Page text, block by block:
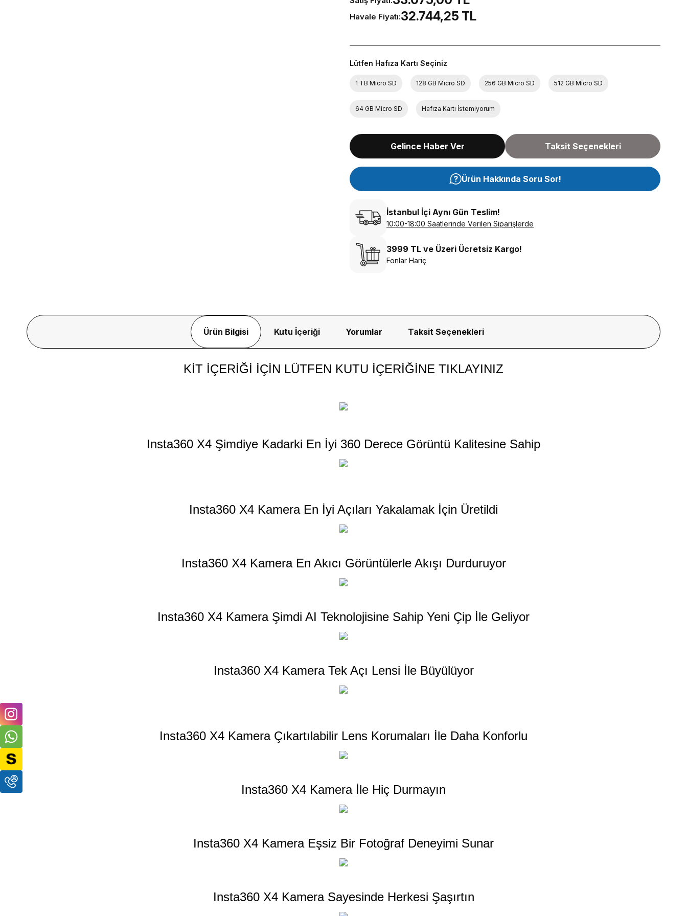
Havale Fiyatı:32.744,25 TL
Lütfen Hafıza Kartı Seçiniz
1 TB Micro SD 128 GB Micro SD 256 GB Micro SD 512 GB Micro SD
64 GB Micro SD Hafıza Kartı İstemiyorum
Gelince Haber Ver Taksit Seçenekleri
Ürün Hakkında Soru Sor!
İstanbul İçi Aynı Gün Teslim!
10:00-18:00 Saatlerinde Verilen Siparişlerde
3999 TL ve Üzeri Ücretsiz Kargo!
Fonlar Hariç
Ürün Bilgisi Kutu İçeriği Yorumlar Taksit Seçenekleri
KİT İÇERİĞİ İÇİN LÜTFEN KUTU İÇERİĞİNE TIKLAYINIZ
Insta360 X4 Şimdiye Kadarki En İyi 360 Derece Görüntü Kalitesine Sahip
Insta360 X4 Kamera En İyi Açıları Yakalamak İçin Üretildi
Insta360 X4 Kamera En Akıcı Görüntülerle Akışı Durduruyor
Insta360 X4 Kamera Şimdi AI Teknolojisine Sahip Yeni Çip İle Geliyor
Insta360 X4 Kamera Tek Açı Lensi İle Büyülüyor
Insta360 X4 Kamera Çıkartılabilir Lens Korumaları İle Daha Konforlu
Insta360 X4 Kamera İle Hiç Durmayın
Insta360 X4 Kamera Eşsiz Bir Fotoğraf Deneyimi Sunar
Insta360 X4 Kamera Sayesinde Herkesi Şaşırtın